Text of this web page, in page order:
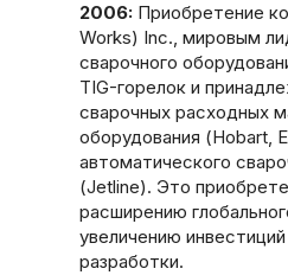
2006: Приобретение
Works) Inc., мировым
сварочного
TIG-горелок и
сварочных расходных
оборудования (Hobart,
автоматического
(Jetline). Это
расширению
увеличению
разработки.